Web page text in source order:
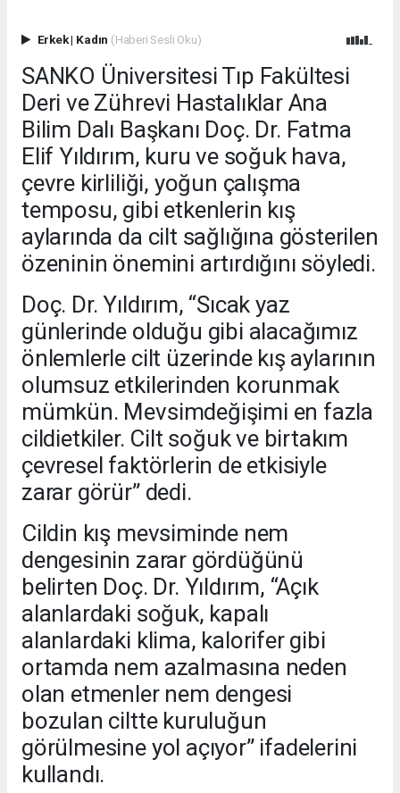
Erkek| Kadın (Haberi Sesli Oku)
SANKO Üniversitesi Tıp Fakültesi
Deri ve Zührevi Hastalıklar Ana
Bilim Dalı Başkanı Doç. Dr. Fatma
Elif Yıldırım, kuru ve soğuk hava,
çevre kirliliği, yoğun çalışma
temposu, gibi etkenlerin kış
aylarında da cilt sağlığına gösterilen
özeninin önemini artırdığını söyledi.
Doç. Dr. Yıldırım, “Sıcak yaz
günlerinde olduğu gibi alacağımız
önlemlerle cilt üzerinde kış aylarının
olumsuz etkilerinden korunmak
mümkün. Mevsimdeğişimi en fazla
cildietkiler. Cilt soğuk ve birtakım
çevresel faktörlerin de etkisiyle
zarar görür” dedi.
Cildin kış mevsiminde nem
dengesinin zarar gördüğünü
belirten Doç. Dr. Yıldırım, “Açık
alanlardaki soğuk, kapalı
alanlardaki klima, kalorifer gibi
ortamda nem azalmasına neden
olan etmenler nem dengesi
bozulan ciltte kuruluğun
görülmesine yol açıyor” ifadelerini
kullandı.